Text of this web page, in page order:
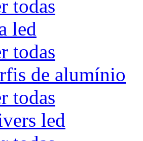
todas
led
todas
de alumínio
todas
led